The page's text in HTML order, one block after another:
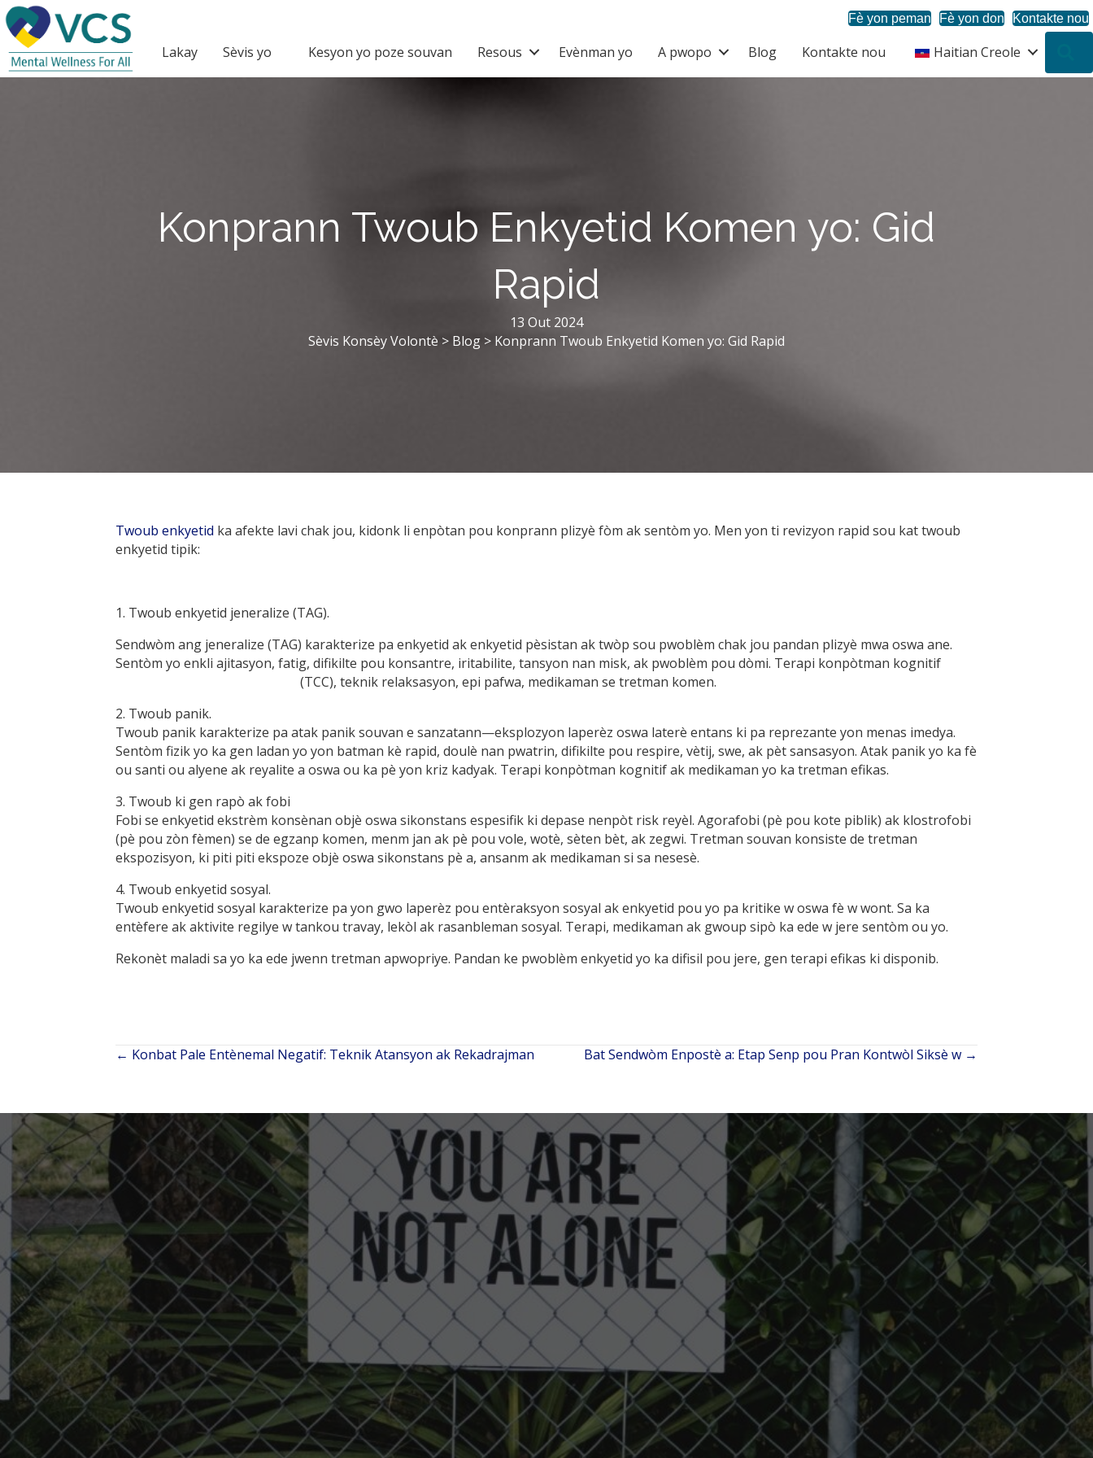
Fè yon peman Fè yon don Kontakte nou
Lakay Sèvis yo Kesyon yo poze souvan Resous Evènman yo A pwopo Blog Kontakte nou Haitian Creole
Konprann Twoub Enkyetid Komen yo: Gid
Rapid
13 Out 2024
Sèvis Konsèy Volontè > Blog > Konprann Twoub Enkyetid Komen yo: Gid Rapid
Twoub enkyetid ka afekte lavi chak jou, kidonk li enpòtan pou konprann plizyè fòm ak sentòm yo. Men yon ti revizyon rapid sou kat twoub
enkyetid tipik:
1. Twoub enkyetid jeneralize (TAG).
Sendwòm ang jeneralize (TAG) karakterize pa enkyetid ak enkyetid pèsistan ak twòp sou pwoblèm chak jou pandan plizyè mwa oswa ane.
Sentòm yo enkli ajitasyon, fatig, difikilte pou konsantre, iritabilite, tansyon nan misk, ak pwoblèm pou dòmi. Terapi konpòtman kognitif
(TCC), teknik relaksasyon, epi pafwa, medikaman se tretman komen.
2. Twoub panik.
Twoub panik karakterize pa atak panik souvan e sanzatann—eksplozyon laperèz oswa laterè entans ki pa reprezante yon menas imedya.
Sentòm fizik yo ka gen ladan yo yon batman kè rapid, doulè nan pwatrin, difikilte pou respire, vètij, swe, ak pèt sansasyon. Atak panik yo ka fè
ou santi ou alyene ak reyalite a oswa ou ka pè yon kriz kadyak. Terapi konpòtman kognitif ak medikaman yo ka tretman efikas.
3. Twoub ki gen rapò ak fobi
Fobi se enkyetid ekstrèm konsènan objè oswa sikonstans espesifik ki depase nenpòt risk reyèl. Agorafobi (pè pou kote piblik) ak klostrofobi
(pè pou zòn fèmen) se de egzanp komen, menm jan ak pè pou vole, wotè, sèten bèt, ak zegwi. Tretman souvan konsiste de tretman
ekspozisyon, ki piti piti ekspoze objè oswa sikonstans pè a, ansanm ak medikaman si sa nesesè.
4. Twoub enkyetid sosyal.
Twoub enkyetid sosyal karakterize pa yon gwo laperèz pou entèraksyon sosyal ak enkyetid pou yo pa kritike w oswa fè w wont. Sa ka
entèfere ak aktivite regilye w tankou travay, lekòl ak rasanbleman sosyal. Terapi, medikaman ak gwoup sipò ka ede w jere sentòm ou yo.
Rekonèt maladi sa yo ka ede jwenn tretman apwopriye. Pandan ke pwoblèm enkyetid yo ka difisil pou jere, gen terapi efikas ki disponib.
Navigasyon
yo
← Konbat Pale Entènemal Negatif: Teknik Atansyon ak Rekadrajman Bat Sendwòm Enpostè a: Etap Senp pou Pran Kontwòl Siksè w →